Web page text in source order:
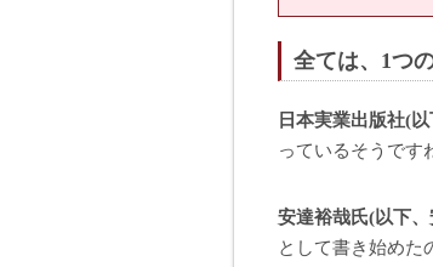
全ては、1つ
日本実業出版社(
っているそうです
安達裕哉氏(以下
として書き始めた